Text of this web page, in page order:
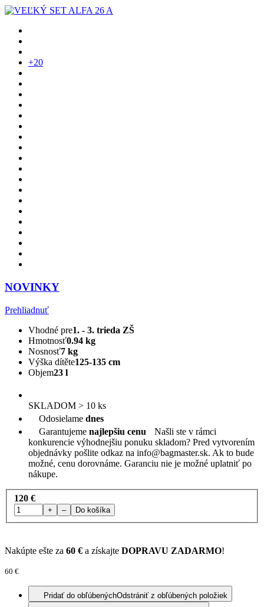
+20
NOVINKY
Prehliadnuť
Vhodné pre1. - 3. trieda ZŠ
Hmotnosť0.94 kg
Nosnosť7 kg
Výška dítěte125-135 cm
Objem23 l
SKLADOM > 10 ks
Odosielame dnes
Garantujeme najlepšiu cenu
Našli ste v rámci
konkurencie výhodnejšiu ponuku skladom? Pred vytvorením
objednávky pošlite odkaz na info@bagmaster.sk. Ak to bude
možné, cenu dorovnáme. Garanciu nie je možné uplatniť po
nákupe.
120 €
+ – Do košíka
Nakúpte ešte za 60 € a získajte DOPRAVU ZADARMO!
60 €
Pridať do obľúbenýchOdstrániť z obľúbených položiek